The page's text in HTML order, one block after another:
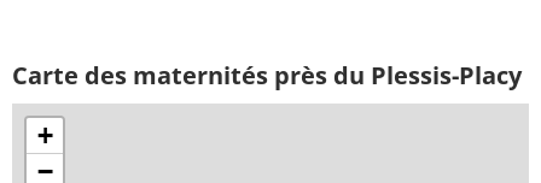
Carte des maternités près du Plessis-Placy
+
−